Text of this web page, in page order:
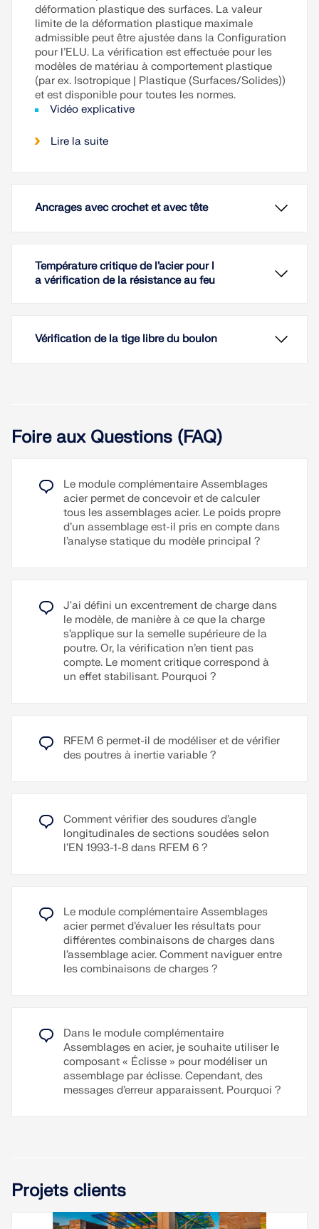
déformation plastique des surfaces. La valeur
limite de la déformation plastique maximale
admissible peut être ajustée dans la Configuration
pour l’ELU. La vérification est effectuée pour les
modèles de matériau à comportement plastique
(par ex. Isotropique | Plastique (Surfaces/Solides))
et est disponible pour toutes les normes.
Vidéo explicative
Lire la suite
Ancrages avec crochet et avec tête
Dans le module complémentaire Assemblages
acier, des ancrages avec crochet encastrés et des
correspondantes selon l'Eurocode 3 et l'AISC 360
sont également effectuées pour ces ancrages.
Voir la vidéo explicative
Lire la suite
Température critique de l’acier pour l
a vérification de la résistance au feu
Dans le module Vérification de l'acier, vous pouvez
déterminer la température critique de l'acier pour le
dimensionnement au feu des constructions en
acier selon la méthode EN 1993-1-2, 4.2.4(2) pour
Lire la suite
Vérification de la tige libre du boulon
creuses conformément aux normes AISC 360 et EN
1993.
Lorsque l’option « Vérification de la tige libre du
boulon traversant » est activée, la capacité
portante du boulon traversant est déterminée selon
J3.11b de l’AISC.
Foire aux Questions (FAQ)
Le module complémentaire Assemblages
acier permet de concevoir et de calculer
tous les assemblages acier. Le poids propre
d’un assemblage est-il pris en compte dans
l’analyse statique du modèle principal ?
J'ai défini un excentrement de charge dans
le modèle, de manière à ce que la charge
s’applique sur la semelle supérieure de la
poutre. Or, la vérification n’en tient pas
compte. Le moment critique correspond à
un effet stabilisant. Pourquoi ?
RFEM 6 permet-il de modéliser et de vérifier
des poutres à inertie variable ?
Comment vérifier des soudures d’angle
longitudinales de sections soudées selon
l’EN 1993-1-8 dans RFEM 6 ?
Le module complémentaire Assemblages
acier permet d’évaluer les résultats pour
différentes combinaisons de charges dans
l’assemblage acier. Comment naviguer entre
les combinaisons de charges ?
Dans le module complémentaire
Assemblages en acier, je souhaite utiliser le
composant « Éclisse » pour modéliser un
assemblage par éclisse. Cependant, des
messages d’erreur apparaissent. Pourquoi ?
Projets clients